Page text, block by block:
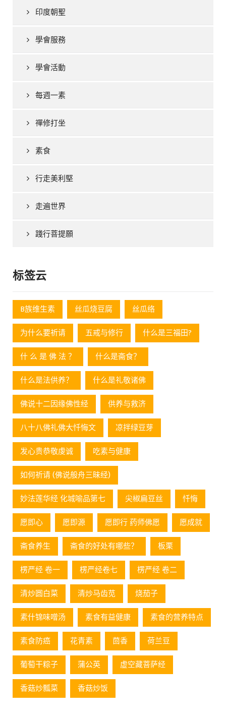
印度朝聖
學會服務
學會活動
每週一素
禪修打坐
素食
行走美利堅
走遍世界
踐行菩提願
标签云
B族维生素 丝瓜烧豆腐 丝瓜络
为什么要祈请 五戒与修行 什么是三福田?
什 么 是 佛 法 ？ 什么是斋食？
什么是法供养？ 什么是礼敬诸佛
佛说十二因缘佛性经 供养与救济
八十八佛礼佛大忏悔文 凉拌绿豆芽
发心贵恭敬虔诚 吃素与健康
如何祈请 (佛说般舟三昧经)
妙法莲华经 化城喻品第七 尖椒扁豆丝 忏悔
愿即心 愿即源 愿即行 药师佛愿 愿成就
斋食养生 斋食的好处有哪些？ 板栗
楞严经 卷一 楞严经卷七 楞严经 卷二
清炒圆白菜 清炒马齿苋 烧茄子
素什锦味噌汤 素食有益健康 素食的营养特点
素食防癌 花青素 茴香 荷兰豆
葡萄⼲粽⼦ 蒲公英 虚空藏菩萨经
香菇炒瓢菜 香菇炒饭